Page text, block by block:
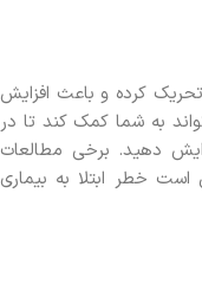
کرده و باعث افزایش
به شما کمک کند تا در
دهید. برخی مطالعات
خطر ابتلا به بیماری